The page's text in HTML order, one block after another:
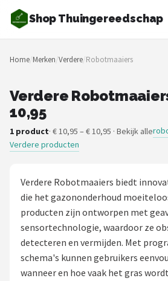
Shop Thuingereedschap
Zoeken
NAVIGATIE
Merken
Blog
Grasmaaiers
Hogedrukreinigers
Grastrimmers
Home/Merken/Verdere/Robotmaaiers
Verdere
10,95
1 product· € 10,95 – € 10,95 · Bekijk alle
Verdere producten
Verdere Robotmaaiers biedt
die het gazononderhoud
producten zijn ontworpen met
sensortechnologie, waardoor ze
detecteren en vermijden. Met
schema's kunnen gebruikers
wanneer en hoe vaak het gras